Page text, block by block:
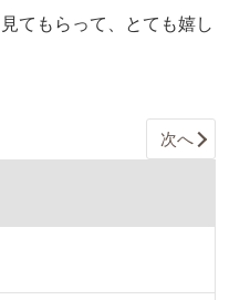
てもらって、とても嬉し
次へ